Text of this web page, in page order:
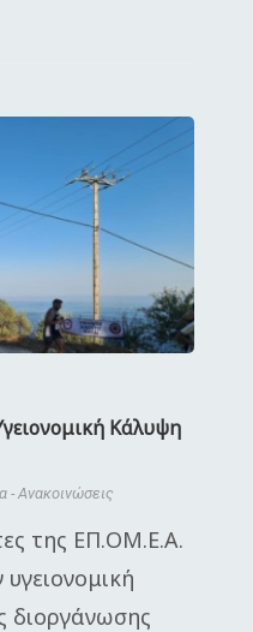
Κάλυψη
- Ανακοινώσεις
της ΕΠ.ΟΜ.Ε.Α.
διοργάνωσης